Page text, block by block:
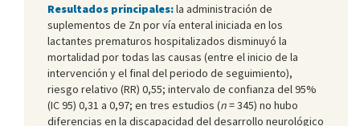
Resultados principales:la administración de
suplementos de Zn por vía enteral iniciada en los
lactantes prematuros hospitalizados disminuyó la
mortalidad por todas las causas (entre el inicio de la
intervención y el final del periodo de seguimiento),
riesgo relativo (RR) 0,55; intervalo de confianza del 95%
(IC 95) 0,31 a 0,97; en tres estudios (n= 345) no hubo
diferencias en la discapacidad del desarrollo neurológico